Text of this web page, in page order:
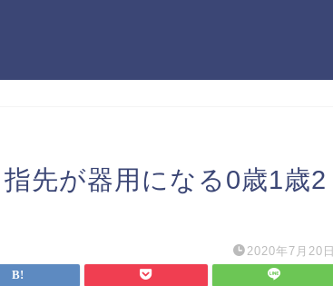
先が器用になる0歳1歳2
2020年7月20日